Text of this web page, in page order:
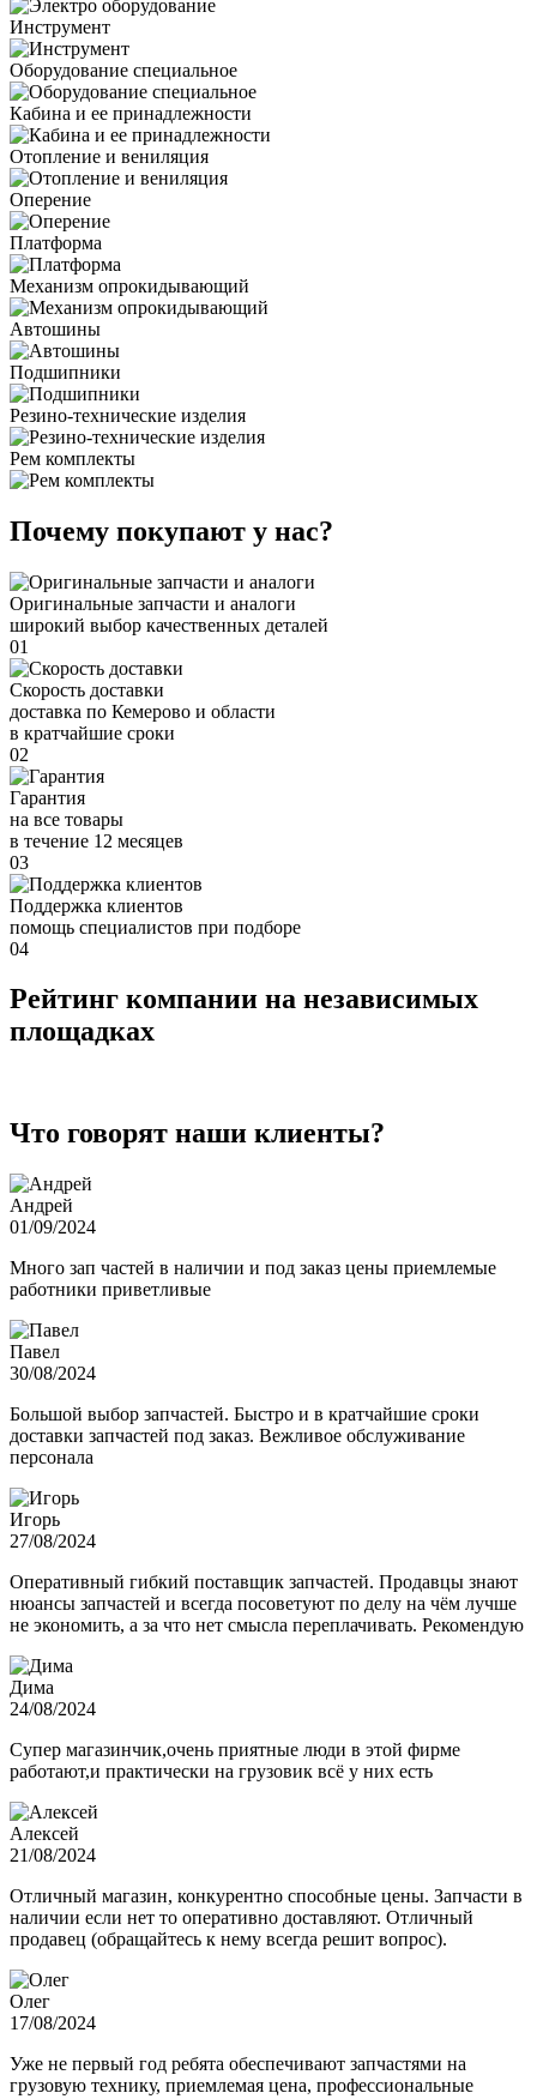
Инструмент
Оборудование специальное
Кабина и ее принадлежности
Отопление и вениляция
Оперение
Платформа
Механизм опрокидывающий
Автошины
Подшипники
Резино-технические изделия
Рем комплекты
Почему покупают у нас?
Оригинальные запчасти и аналоги
широкий выбор качественных деталей
01
Скорость доставки
доставка по Кемерово и области
в кратчайшие сроки
02
Гарантия
на все товары
в течение 12 месяцев
03
Поддержка клиентов
помощь специалистов при подборе
04
Рейтинг компании на независимых
площадках
Что говорят наши клиенты?
Андрей
01/09/2024
Много зап частей в наличии и под заказ цены приемлемые
работники приветливые
Павел
30/08/2024
Большой выбор запчастей. Быстро и в кратчайшие сроки
доставки запчастей под заказ. Вежливое обслуживание
персонала
Игорь
27/08/2024
Оперативный гибкий поставщик запчастей. Продавцы знают
нюансы запчастей и всегда посоветуют по делу на чём лучше
не экономить, а за что нет смысла переплачивать. Рекомендую
Дима
24/08/2024
Супер магазинчик,очень приятные люди в этой фирме
работают,и практически на грузовик всё у них есть
Алексей
21/08/2024
Отличный магазин, конкурентно способные цены. Запчасти в
наличии если нет то оперативно доставляют. Отличный
продавец (обращайтесь к нему всегда решит вопрос).
Олег
17/08/2024
Уже не первый год ребята обеспечивают запчастями на
грузовую технику, приемлемая цена, профессиональные